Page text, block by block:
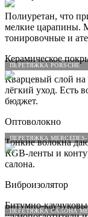
ПЕРЕТЯЖКА PORSCHE
ПЕРЕТЯЖКА MERCEDES-
Полиуретан, что
мелкие царапины.
тонировочные и
Керамическое
Кварцевый слой на
лёгкий уход. Есть
бюджет.
Оптоволокно
Тонкие волокна
RGB-ленты и
салона.
Виброизолятор
Битумно-